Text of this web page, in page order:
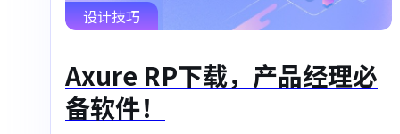
设计技巧
Axure RP下载，产品经理必
备软件！